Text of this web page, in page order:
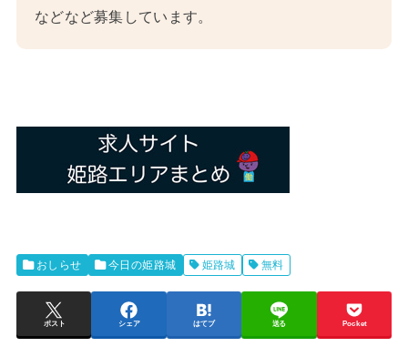
などなど募集しています。
おしらせ 今日の姫路城 姫路城 無料
ポスト シェア はてブ 送る Pocket